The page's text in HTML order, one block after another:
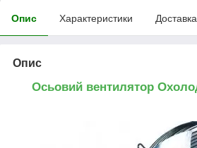
Опис Характеристики Доставка
Опис
Осьовий вентилятор